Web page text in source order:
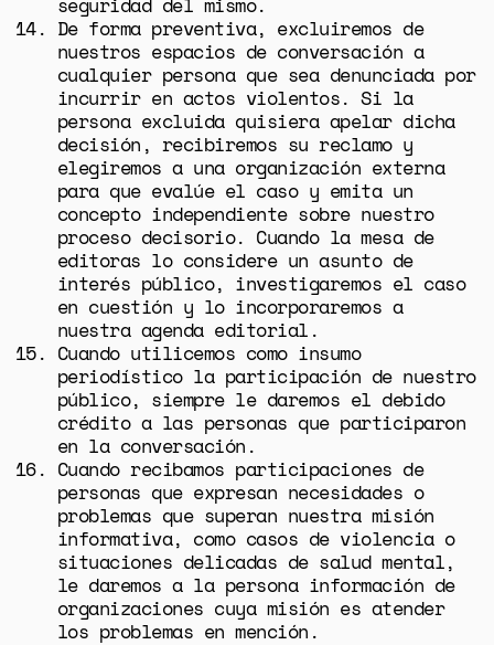
De forma preventiva, excluiremos de
nuestros espacios de conversación a
cualquier persona que sea denunciada por
incurrir en actos violentos. Si la
persona excluida quisiera apelar dicha
decisión, recibiremos su reclamo y
elegiremos a una organización externa
para que evalúe el caso y emita un
concepto independiente sobre nuestro
proceso decisorio. Cuando la mesa de
editoras lo considere un asunto de
interés público, investigaremos el caso
en cuestión y lo incorporaremos a
nuestra agenda editorial.
Cuando utilicemos como insumo
periodístico la participación de nuestro
público, siempre le daremos el debido
crédito a las personas que participaron
en la conversación.
Cuando recibamos participaciones de
personas que expresan necesidades o
problemas que superan nuestra misión
informativa, como casos de violencia o
situaciones delicadas de salud mental,
le daremos a la persona información de
organizaciones cuya misión es atender
los problemas en mención.